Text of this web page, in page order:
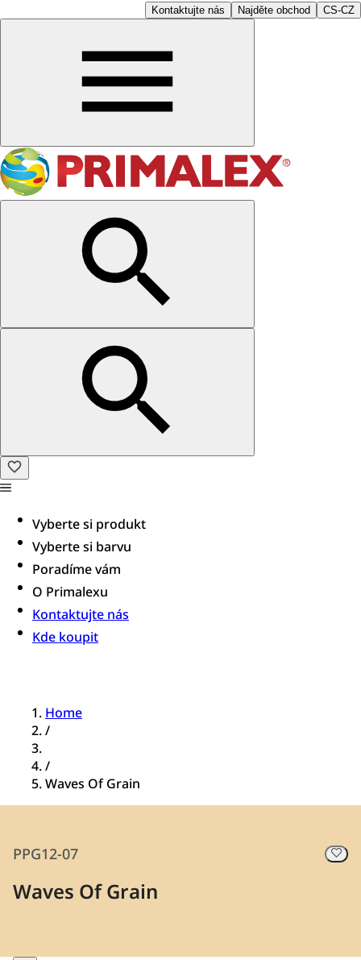
Kontaktujte nás Najděte obchod CS-CZ
Vyberte si produkt
Vyberte si barvu
Poradíme vám​
O Primalexu
Kontaktujte nás
Kde koupit
Home
/
/
Waves Of Grain
PPG12-07
Waves Of Grain